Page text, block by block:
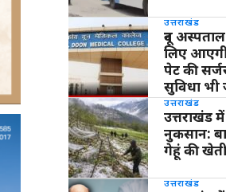
उत्तराखंड
दून
लिए आएगी
पेट की
सुविधा भी
उत्तराखंड
उत्तराखंड
नुकसान:
गेहूं की
उत्तराखंड